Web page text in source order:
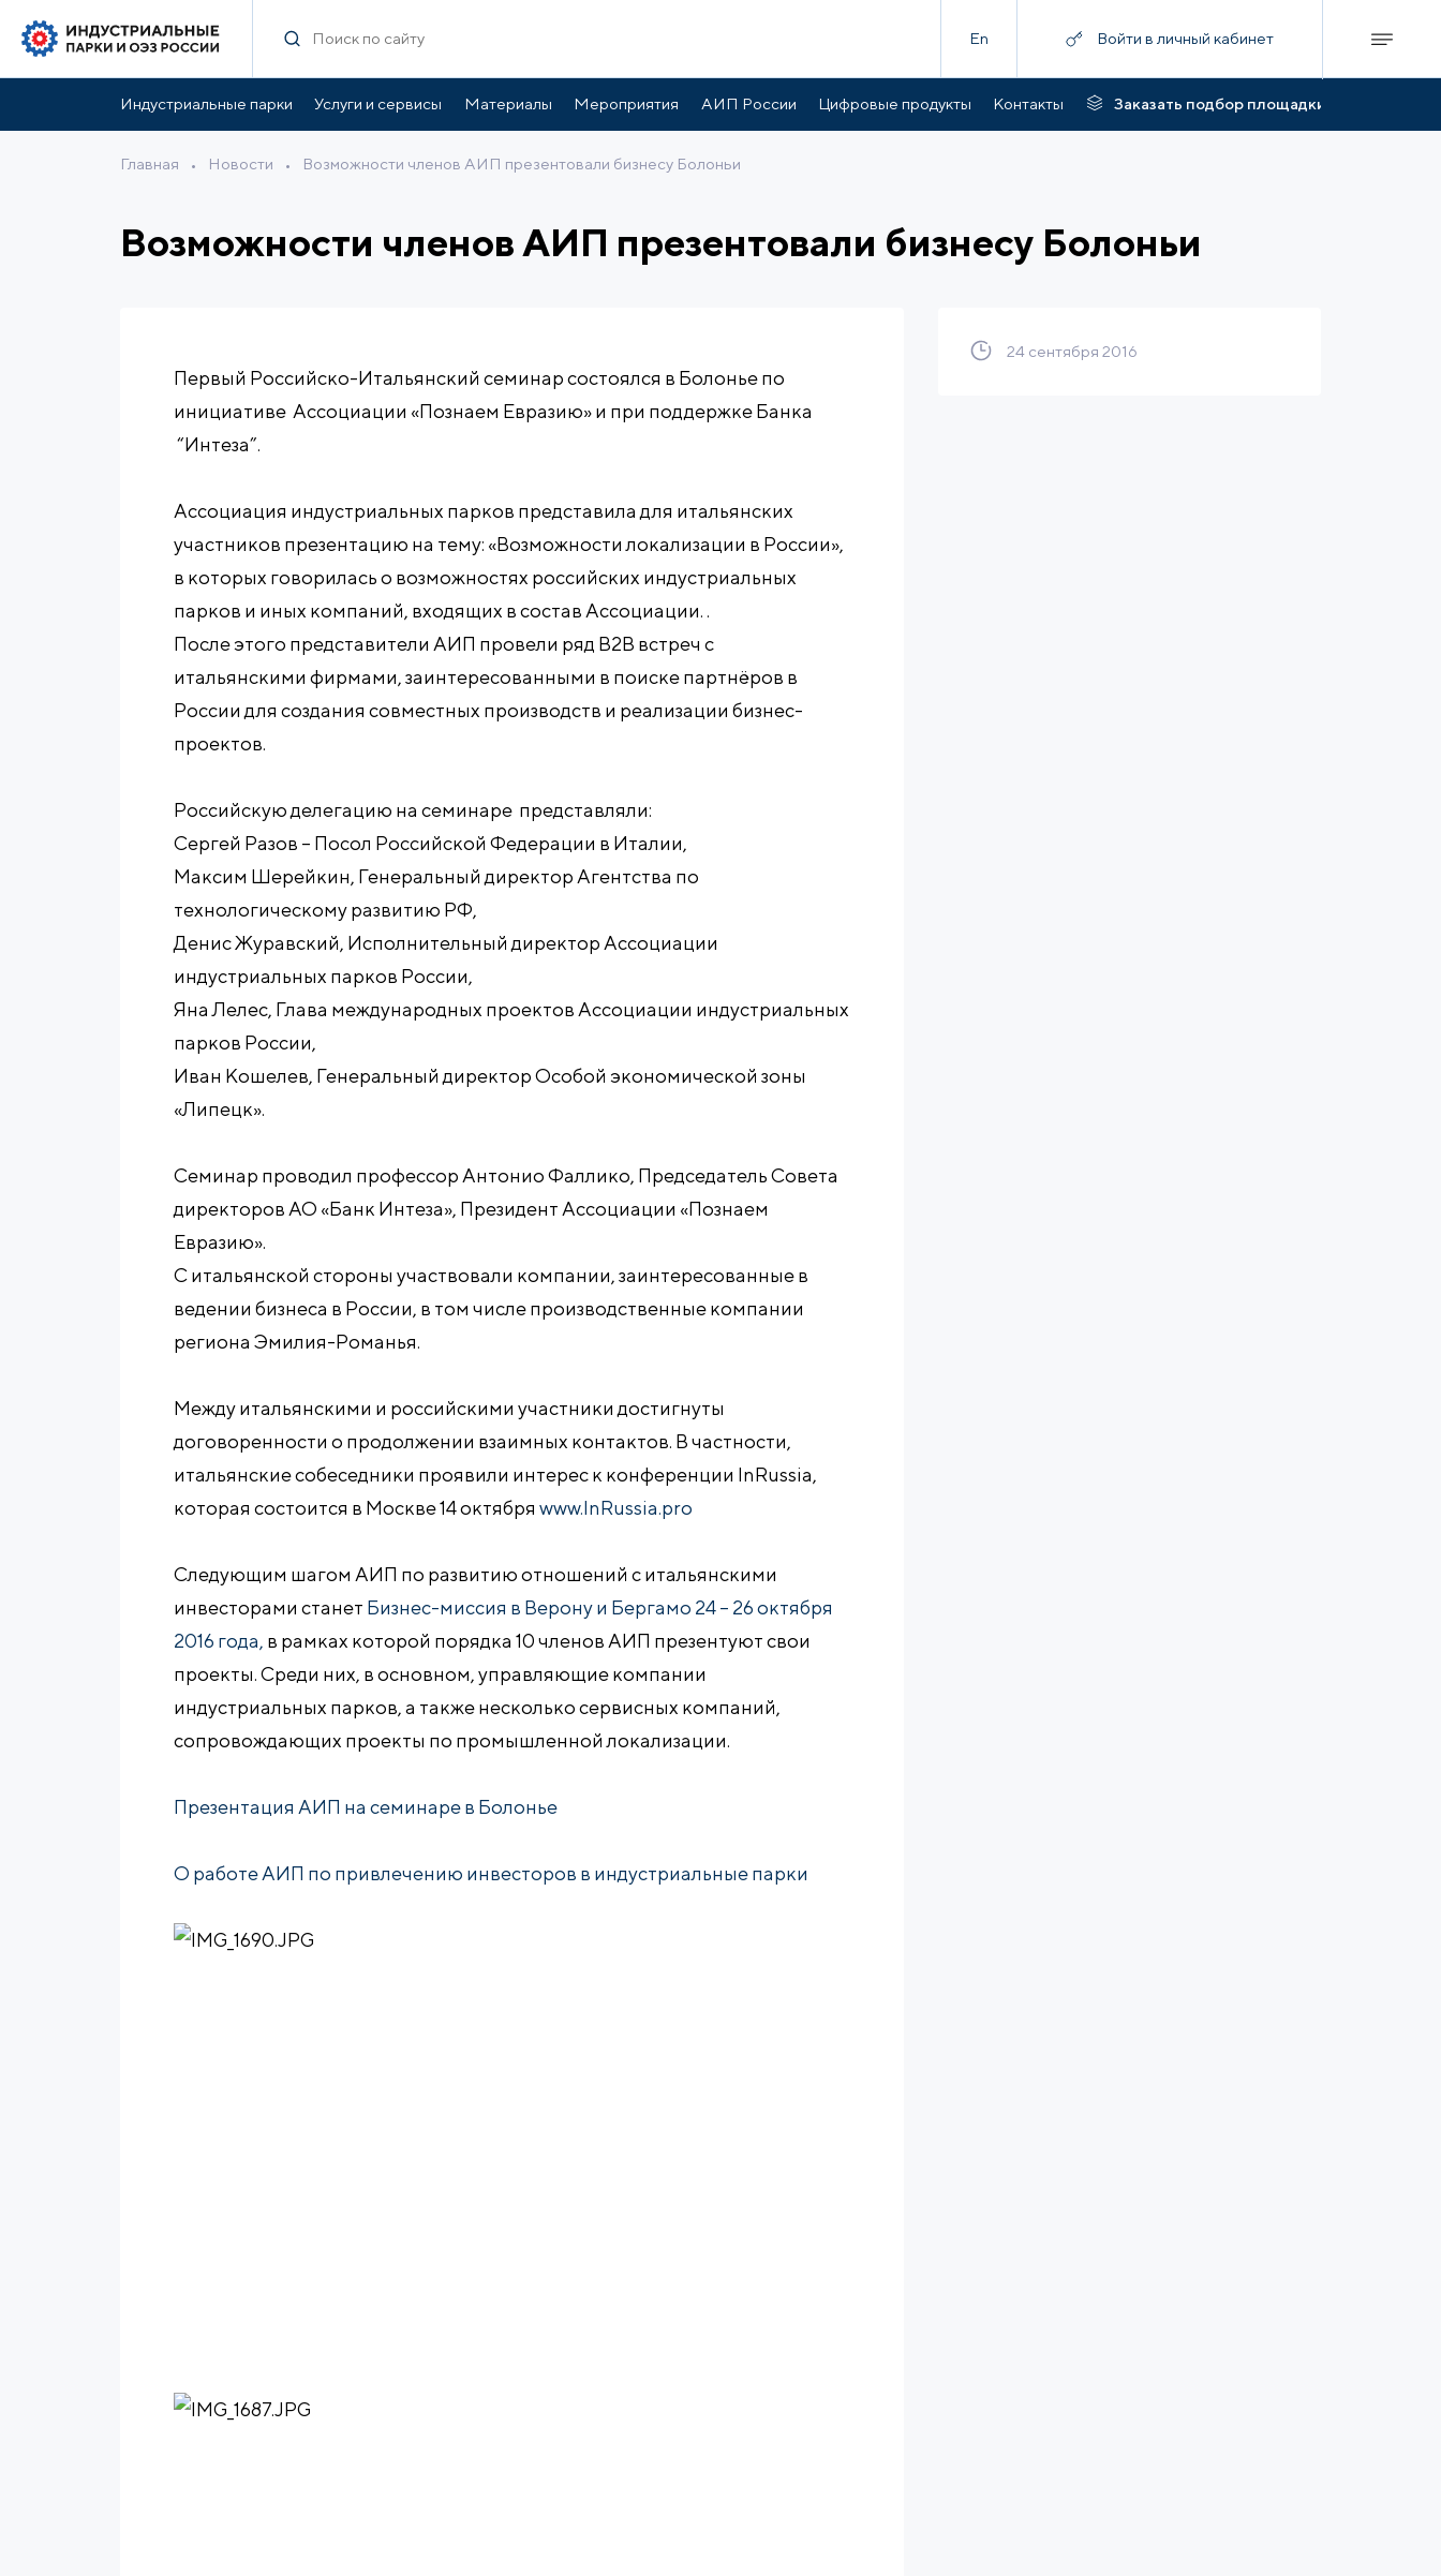
En Войти в личный кабинет
Индустриальные парки Услуги и сервисы Материалы Мероприятия АИП России Цифровые продукты Контакты Заказать подбор площадки
Главная • Новости • Возможности членов АИП презентовали бизнесу Болоньи
Возможности членов АИП презентовали бизнесу Болоньи
Первый Российско-Итальянский семинар состоялся в Болонье по
инициативе Ассоциации «Познаем Евразию» и при поддержке Банка
“Интеза”.
Ассоциация индустриальных парков представила для итальянских
участников презентацию на тему: «Возможности локализации в России»,
в которых говорилась о возможностях российских индустриальных
парков и иных компаний, входящих в состав Ассоциации. .
После этого представители АИП провели ряд B2B встреч с
итальянскими фирмами, заинтересованными в поиске партнёров в
России для создания совместных производств и реализации бизнес-
проектов.
Российскую делегацию на семинаре представляли:
Сергей Разов – Посол Российской Федерации в Италии,
Максим Шерейкин, Генеральный директор Агентства по
технологическому развитию РФ,
Денис Журавский, Исполнительный директор Ассоциации
индустриальных парков России,
Яна Лелес, Глава международных проектов Ассоциации индустриальных
парков России,
Иван Кошелев, Генеральный директор Особой экономической зоны
«Липецк».
Семинар проводил профессор Антонио Фаллико, Председатель Совета
директоров АО «Банк Интеза», Президент Ассоциации «Познаем
Евразию».
С итальянской стороны участвовали компании, заинтересованные в
ведении бизнеса в России, в том числе производственные компании
региона Эмилия-Романья.
Между итальянскими и российскими участники достигнуты
договоренности о продолжении взаимных контактов. В частности,
итальянские собеседники проявили интерес к конференции InRussia,
которая состоится в Москве 14 октября www.InRussia.pro
Следующим шагом АИП по развитию отношений с итальянскими
инвесторами станет Бизнес-миссия в Верону и Бергамо 24 – 26 октября
2016 года, в рамках которой порядка 10 членов АИП презентуют свои
проекты. Среди них, в основном, управляющие компании
индустриальных парков, а также несколько сервисных компаний,
сопровождающих проекты по промышленной локализации.
Презентация АИП на семинаре в Болонье
О работе АИП по привлечению инвесторов в индустриальные парки
24 сентября 2016